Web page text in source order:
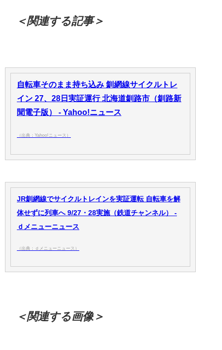
＜関連する記事＞
自転車そのまま持ち込み 釧網線サイクルトレ
イン 27、28日実証運行 北海道釧路市（釧路新
聞電子版） - Yahoo!ニュース
（出典：Yahoo!ニュース）
JR釧網線でサイクルトレインを実証運転 自転車を解
体せずに列車へ 9/27・28実施（鉄道チャンネル） -
ｄメニューニュース
（出典：ｄメニューニュース）
＜関連する画像＞